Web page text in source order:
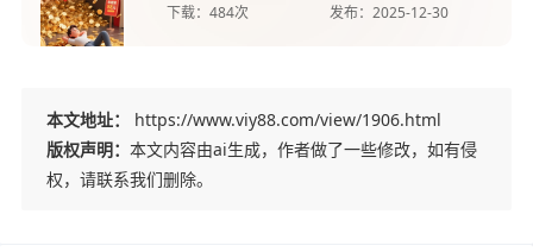
下载： 484次 发布： 2025-12-30
本文地址：
https://www.viy88.com/view/1906.html
版权声明： 本文内容由ai生成，作者做了一些修改，如有侵
权，请联系我们删除。